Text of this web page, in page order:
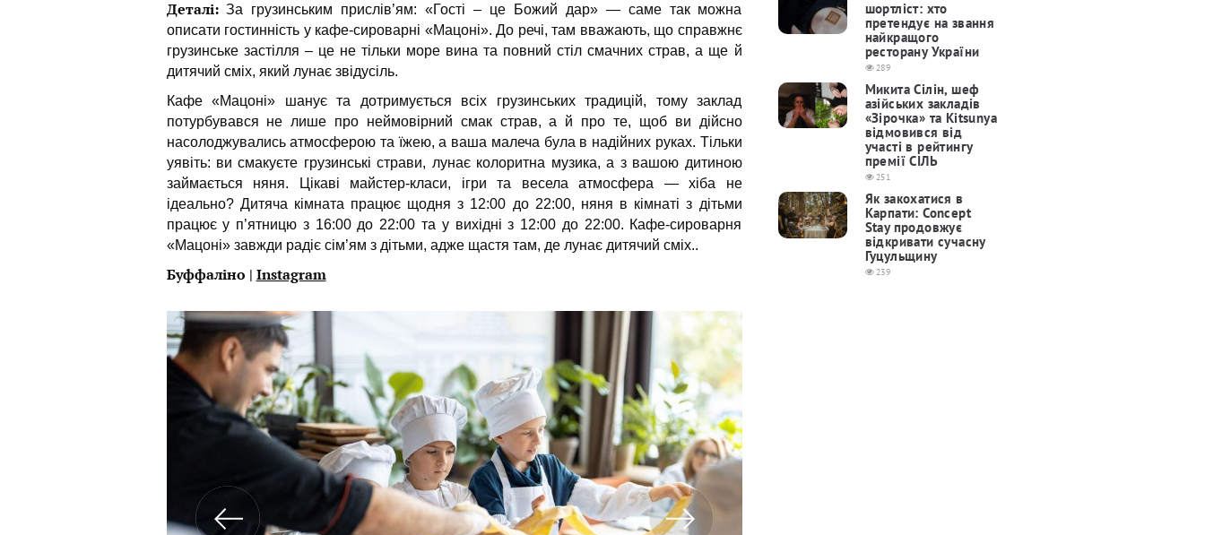
Деталі:За грузинським прислів’ям: «Гості – це Божий дар» — саме так можна
описати гостинність у кафе-сироварні «Мацоні». До речі, там вважають, що справжнє
грузинське застілля – це не тільки море вина та повний стіл смачних страв, а ще й
дитячий сміх, який лунає звідусіль.
Кафе «Мацоні» шанує та дотримується всіх грузинських традицій, тому заклад
потурбувався не лише про неймовірний смак страв, а й про те, щоб ви дійсно
насолоджувались атмосферою та їжею, а ваша малеча була в надійних руках. Тільки
уявіть: ви смакуєте грузинські страви, лунає колоритна музика, а з вашою дитиною
займається няня. Цікаві майстер-класи, ігри та весела атмосфера — хіба не
ідеально? Дитяча кімната працює щодня з 12:00 до 22:00, няня в кімнаті з дітьми
працює у п’ятницю з 16:00 до 22:00 та у вихідні з 12:00 до 22:00. Кафе-сироварня
«Мацоні» завжди радіє сім’ям з дітьми, адже щастя там, де лунає дитячий сміх..
Буффаліно | Instagram
шортліст: хто
претендує на звання
найкращого
ресторану України
289
Микита Сілін, шеф
азійських закладів
«Зірочка» та Kitsunya
відмовився від
участі в рейтингу
премії СІЛЬ
251
Як закохатися в
Карпати: Concept
Stay продовжує
відкривати сучасну
Гуцульщину
239